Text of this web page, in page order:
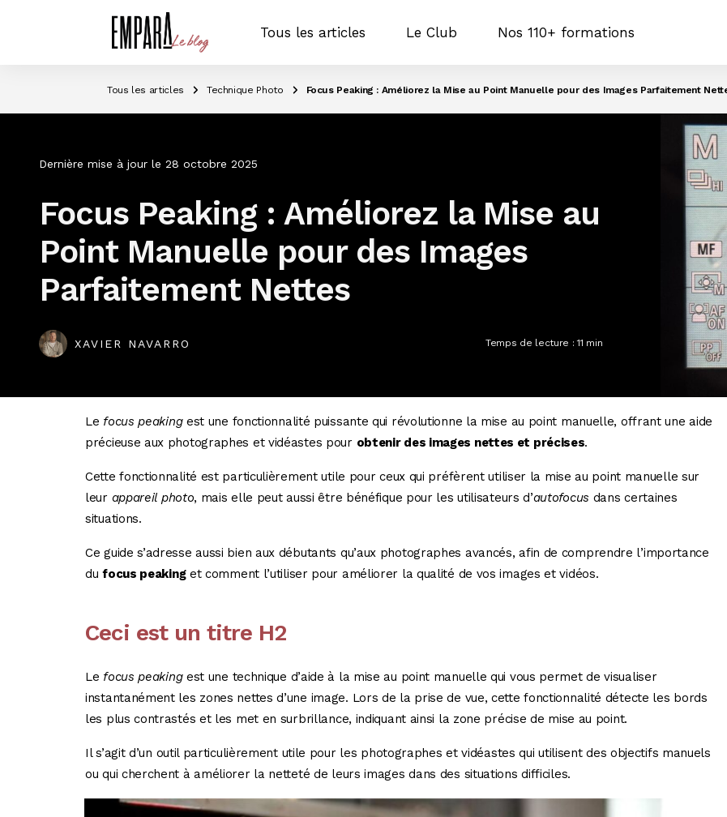
Tous les articles Le Club Nos 110+ formations
Tous les articles Technique Photo Focus Peaking : Améliorez la Mise au Point Manuelle pour des Images Parfaitement
Dernière mise à jour le 28 octobre 2025
Focus Peaking : Améliorez la Mise au
Point Manuelle pour des Images
Parfaitement Nettes
XAVIER NAVARRO Temps de lecture :11 min
Le focus peakingest une fonctionnalité puissante qui révolutionne la mise au point manuelle, offrant une aide
précieuse aux photographes et vidéastes pour obtenir des images nettes et précises.
Cette fonctionnalité est particulièrement utile pour ceux qui préfèrent utiliser la mise au point manuelle sur
leur appareil photo, mais elle peut aussi être bénéfique pour les utilisateurs d’autofocus dans certaines
situations.
Ce guide s’adresse aussi bien aux débutants qu’aux photographes avancés, afin de comprendre l’importance
dufocus peakinget comment l’utiliser pour améliorer la qualité de vos images et vidéos.
Ceci est un titre H2
Le focus peakingest une technique d’aide à la mise au point manuelle qui vous permet de visualiser
instantanément les zones nettes d’une image. Lors de la prise de vue, cette fonctionnalité détecte les bords
les plus contrastés et les met en surbrillance, indiquant ainsi la zone précise de mise au point.
Il s’agit d’un outil particulièrement utile pour les photographes et vidéastes qui utilisent des objectifs manuels
ou qui cherchent à améliorer la netteté de leurs images dans des situations difficiles.